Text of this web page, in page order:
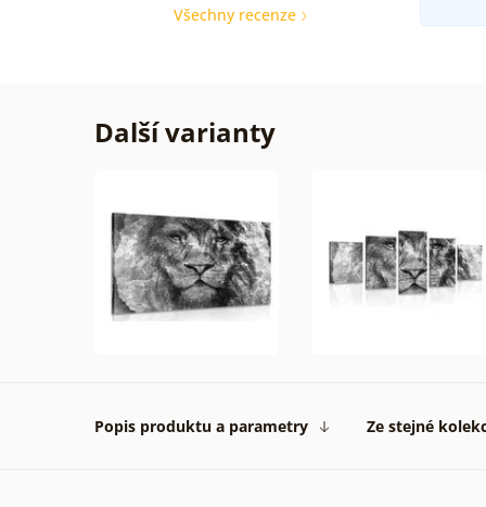
Všechny recenze
Další varianty
Popis produktu a parametry Ze stejné